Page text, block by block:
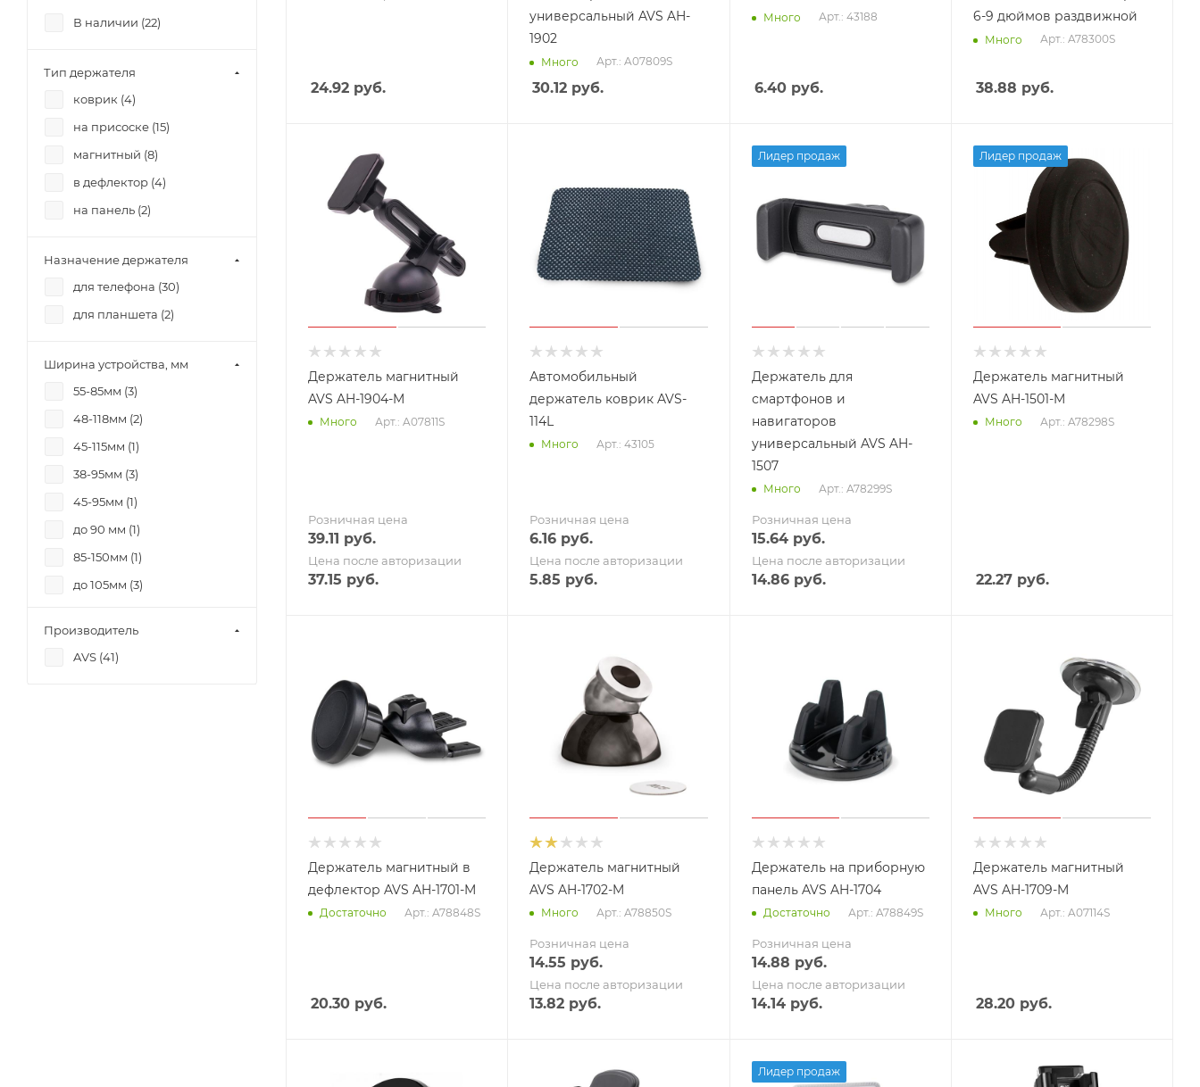
24.92 руб.
универсальный AVS AH-
1902
Много Арт.: A07809S
30.12 руб.
Много Арт.: 43188
6.40руб.
6-9 дюймов раздвижной
Много Арт.: A78300S
38.88 руб.
Держатель магнитный
AVS AH-1904-M
Много Арт.: A07811S
Розничная цена
39.11 руб.
Цена после авторизации
37.15 руб.
Автомобильный
держатель коврик AVS-
114L
Много Арт.: 43105
Розничная цена
6.16 руб.
Цена после авторизации
5.85 руб.
Лидер продаж
Держатель для
смартфонов и
навигаторов
универсальный AVS AH-
1507
Много Арт.: A78299S
Розничная цена
15.64руб.
Цена после авторизации
14.86руб.
Лидер продаж
Держатель магнитный
AVS AH-1501-M
Много Арт.: A78298S
22.27руб.
Держатель магнитный в
дефлектор AVS AH-1701-M
Достаточно Арт.: A78848S
20.30 руб.
Держатель магнитный
AVS AH-1702-M
Много Арт.: A78850S
Розничная цена
14.55 руб.
Цена после авторизации
13.82 руб.
Держатель на приборную
панель AVS AH-1704
Достаточно Арт.: A78849S
Розничная цена
14.88 руб.
Цена после авторизации
14.14руб.
Держатель магнитный
AVS AH-1709-M
Много Арт.: A07114S
28.20руб.
Лидер продаж
В наличии (22)
Тип держателя
коврик (4)
на присоске (15)
магнитный (8)
в дефлектор (4)
на панель (2)
Назначение держателя
для телефона (30)
для планшета (2)
Ширина устройства, мм
55-85мм (3)
48-118мм (2)
45-115мм (1)
38-95мм (3)
45-95мм (1)
до 90 мм (1)
85-150мм (1)
до 105мм (3)
60-90 мм (
55-80мм (
Производитель
AVS (41)